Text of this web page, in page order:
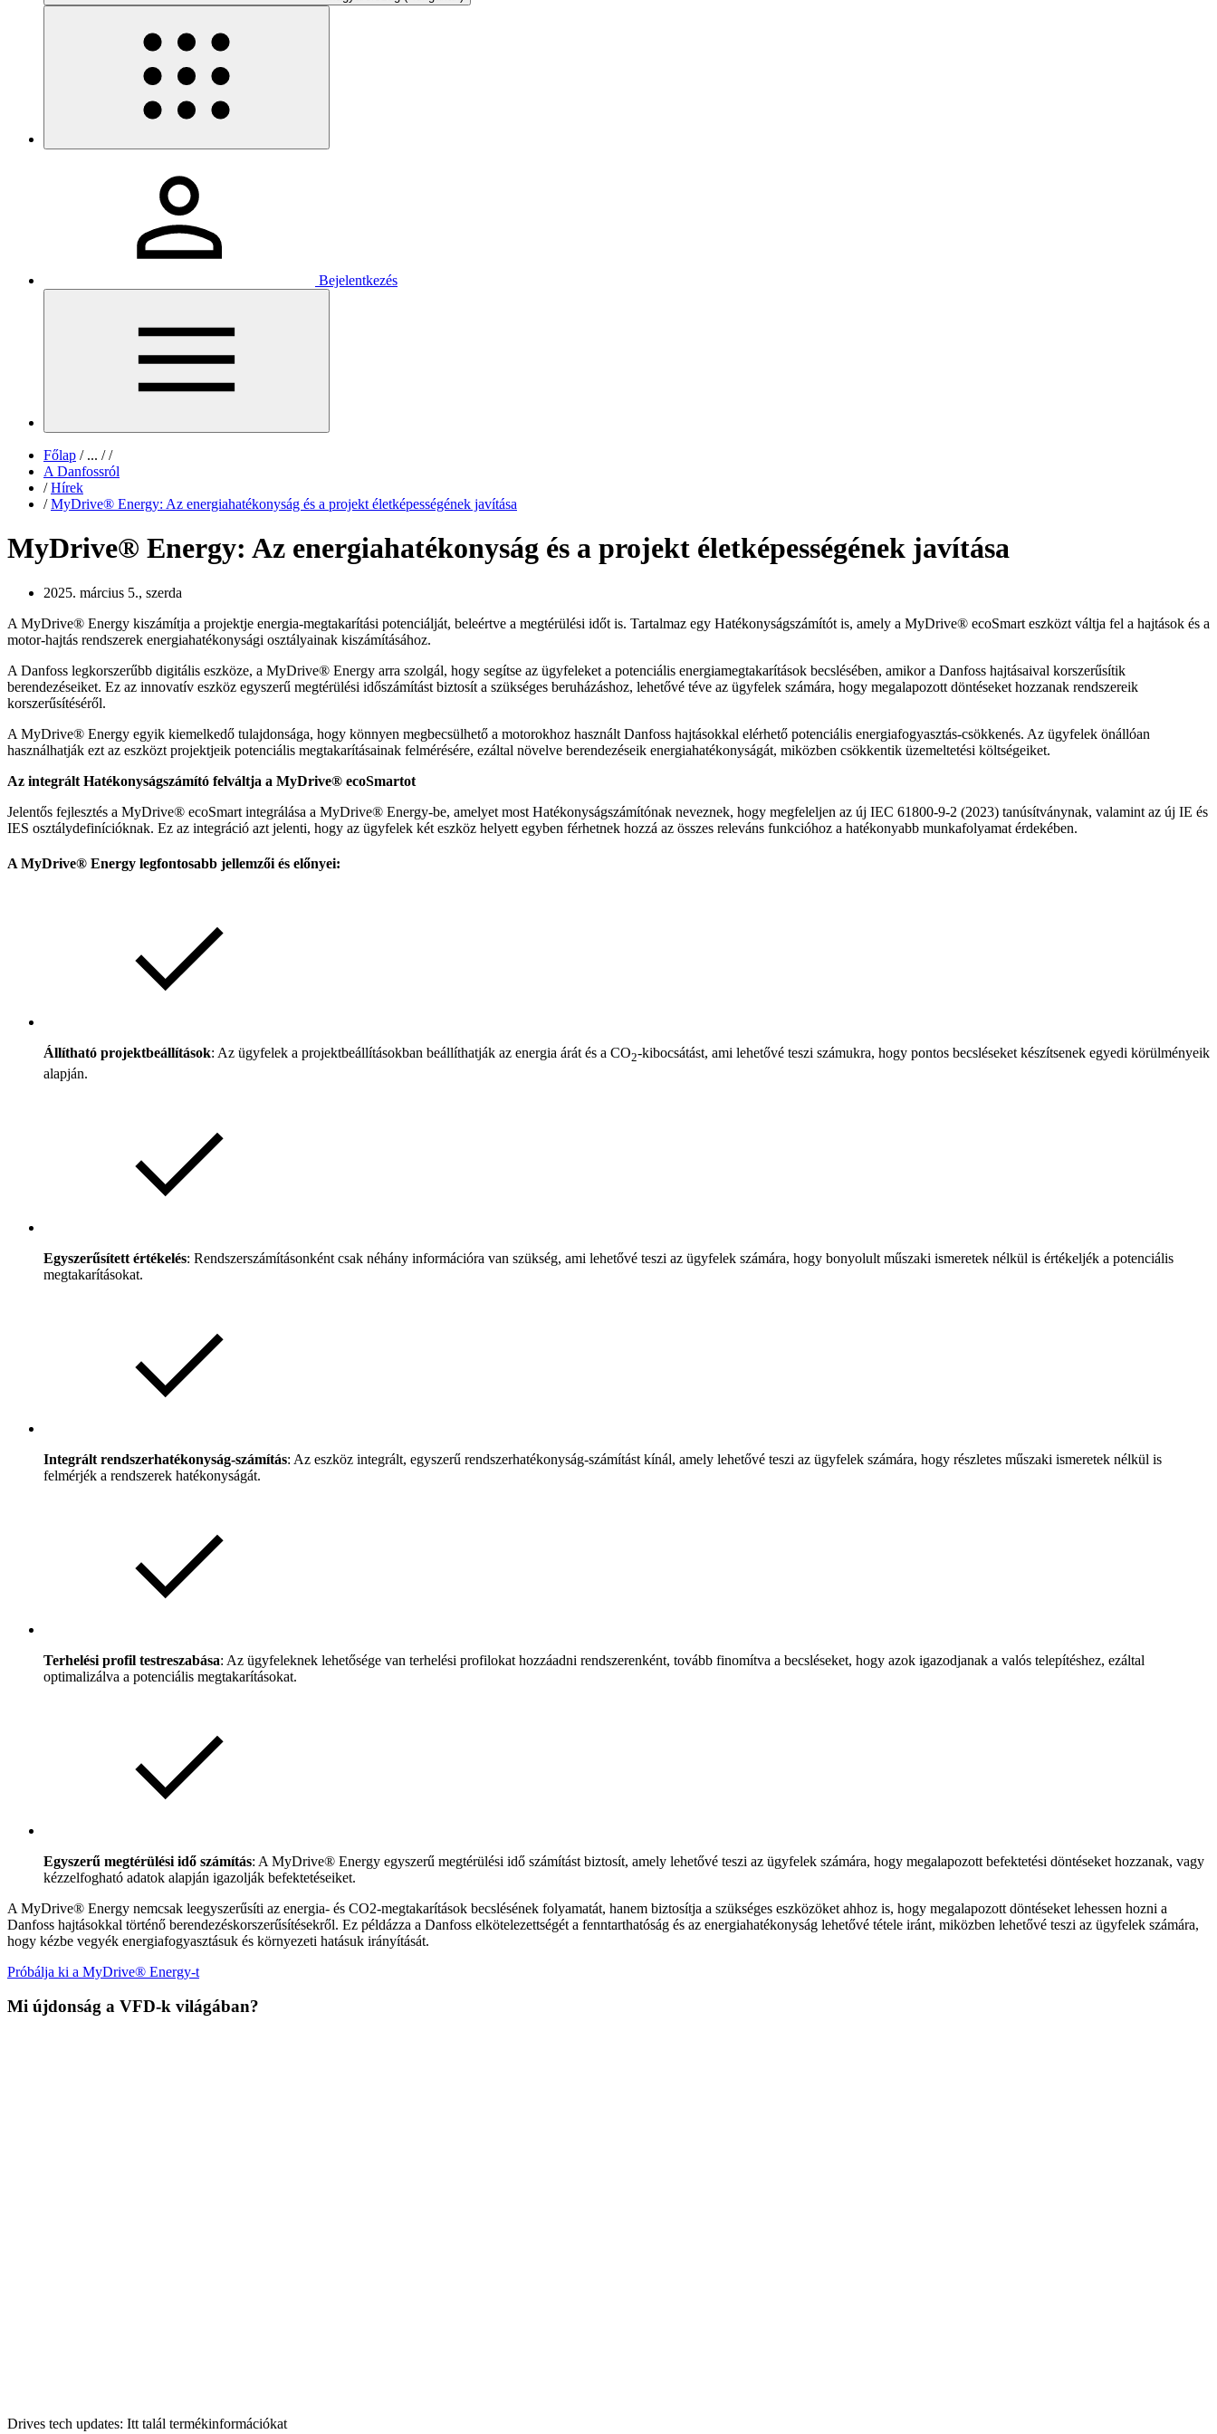
Bejelentkezés
Főlap /... / /
A Danfossról
/ Hírek
/ MyDrive® Energy: Az energiahatékonyság és a projekt életképességének javítása
MyDrive® Energy: Az energiahatékonyság és a projekt életképességének javítása
2025. március 5., szerda
A MyDrive® Energy kiszámítja a projektje energia-megtakarítási potenciálját, beleértve a megtérülési időt is. Tartalmaz egy Hatékonyságszámítót is, amely a MyDrive® ecoSmart eszközt váltja fel a hajtások és a
motor-hajtás rendszerek energiahatékonysági osztályainak kiszámításához.
A Danfoss legkorszerűbb digitális eszköze, a MyDrive® Energy arra szolgál, hogy segítse az ügyfeleket a potenciális energiamegtakarítások becslésében, amikor a Danfoss hajtásaival korszerűsítik
berendezéseiket. Ez az innovatív eszköz egyszerű megtérülési időszámítást biztosít a szükséges beruházáshoz, lehetővé téve az ügyfelek számára, hogy megalapozott döntéseket hozzanak rendszereik
korszerűsítéséről.
A MyDrive® Energy egyik kiemelkedő tulajdonsága, hogy könnyen megbecsülhető a motorokhoz használt Danfoss hajtásokkal elérhető potenciális energiafogyasztás-csökkenés. Az ügyfelek önállóan
használhatják ezt az eszközt projektjeik potenciális megtakarításainak felmérésére, ezáltal növelve berendezéseik energiahatékonyságát, miközben csökkentik üzemeltetési költségeiket.
Az integrált Hatékonyságszámító felváltja a MyDrive® ecoSmartot
Jelentős fejlesztés a MyDrive® ecoSmart integrálása a MyDrive® Energy-be, amelyet most Hatékonyságszámítónak neveznek, hogy megfeleljen az új IEC 61800-9-2 (2023) tanúsítványnak, valamint az új IE és
IES osztálydefinícióknak. Ez az integráció azt jelenti, hogy az ügyfelek két eszköz helyett egyben férhetnek hozzá az összes releváns funkcióhoz a hatékonyabb munkafolyamat érdekében.
A MyDrive® Energy legfontosabb jellemzői és előnyei:
Állítható projektbeállítások: Az ügyfelek a projektbeállításokban beállíthatják az energia árát és a CO2-kibocsátást, ami lehetővé teszi számukra, hogy pontos becsléseket készítsenek egyedi körülményeik
alapján.
Egyszerűsített értékelés: Rendszerszámításonként csak néhány információra van szükség, ami lehetővé teszi az ügyfelek számára, hogy bonyolult műszaki ismeretek nélkül is értékeljék a potenciális
megtakarításokat.
Integrált rendszerhatékonyság-számítás: Az eszköz integrált, egyszerű rendszerhatékonyság-számítást kínál, amely lehetővé teszi az ügyfelek számára, hogy részletes műszaki ismeretek nélkül is
felmérjék a rendszerek hatékonyságát.
Terhelési profil testreszabása: Az ügyfeleknek lehetősége van terhelési profilokat hozzáadni rendszerenként, tovább finomítva a becsléseket, hogy azok igazodjanak a valós telepítéshez, ezáltal
optimalizálva a potenciális megtakarításokat.
Egyszerű megtérülési idő számítás: A MyDrive® Energy egyszerű megtérülési idő számítást biztosít, amely lehetővé teszi az ügyfelek számára, hogy megalapozott befektetési döntéseket hozzanak, vagy
kézzelfogható adatok alapján igazolják befektetéseiket.
A MyDrive® Energy nemcsak leegyszerűsíti az energia- és CO2-megtakarítások becslésének folyamatát, hanem biztosítja a szükséges eszközöket ahhoz is, hogy megalapozott döntéseket lehessen hozni a
Danfoss hajtásokkal történő berendezéskorszerűsítésekről. Ez példázza a Danfoss elkötelezettségét a fenntarthatóság és az energiahatékonyság lehetővé tétele iránt, miközben lehetővé teszi az ügyfelek számára,
hogy kézbe vegyék energiafogyasztásuk és környezeti hatásuk irányítását.
Próbálja ki a MyDrive® Energy-t
Mi újdonság a VFD-k világában?
Drives tech updates: Itt talál termékinformációkat